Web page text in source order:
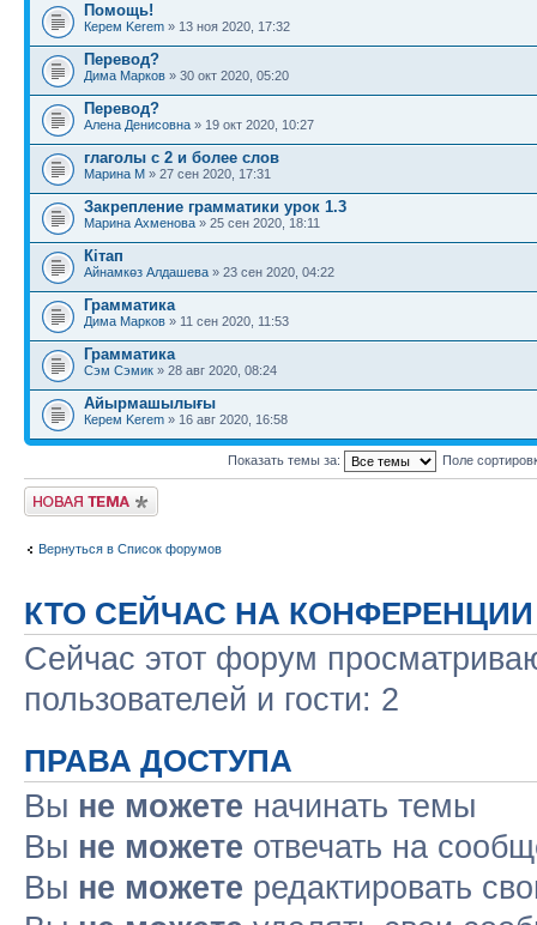
Помощь!
Керем Kerem » 13 ноя 2020, 17:32
Перевод?
Дима Марков » 30 окт 2020, 05:20
Перевод?
Алена Денисовна » 19 окт 2020, 10:27
глаголы с 2 и более слов
Марина М » 27 сен 2020, 17:31
Закрепление грамматики урок 1.3
Марина Ахменова » 25 сен 2020, 18:11
Кітап
Айнамкөз Алдашева » 23 сен 2020, 04:22
Грамматика
Дима Марков » 11 сен 2020, 11:53
Грамматика
Сэм Сэмик » 28 авг 2020, 08:24
Айырмашылығы
Керем Kerem » 16 авг 2020, 16:58
Показать темы за: Поле
Новая тема
Вернуться в Список форумов
КТО СЕЙЧАС НА КОНФЕРЕНЦИИ
Сейчас этот форум
пользователей и гости: 2
ПРАВА ДОСТУПА
Вы не можете начинать темы
Вы не можете отвечать на
Вы не можете редактировать